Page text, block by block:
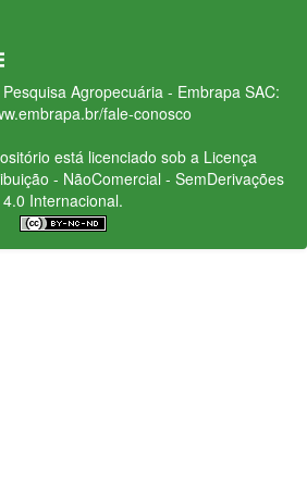
Agropecuária - Embrapa SAC:
fale-conosco
está licenciado sob a Licença
- NãoComercial - SemDerivações
4.0 Internacional.